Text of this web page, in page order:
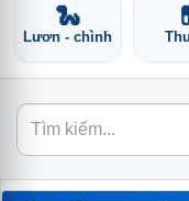
🐍
Lươn - chình